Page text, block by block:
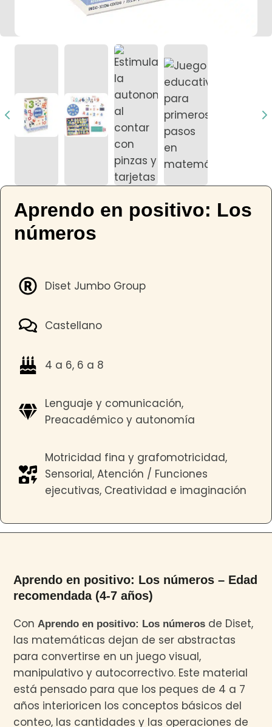
Aprendo en positivo: Los
números
Diset Jumbo Group
Castellano
4 a 6, 6 a 8
Lenguaje y comunicación,
Preacadémico y autonomía
Motricidad fina y grafomotricidad,
Sensorial, Atención / Funciones
ejecutivas, Creatividad e imaginación
Aprendo en positivo: Los números – Edad
recomendada (4-7 años)
ConAprendo en positivo: Los números de Diset,
las matemáticas dejan de ser abstractas
para convertirse en un juego visual,
manipulativo y autocorrectivo. Este material
está pensado para que los peques de 4 a 7
años interioricen los conceptos básicos del
conteo, las cantidades y las operaciones de